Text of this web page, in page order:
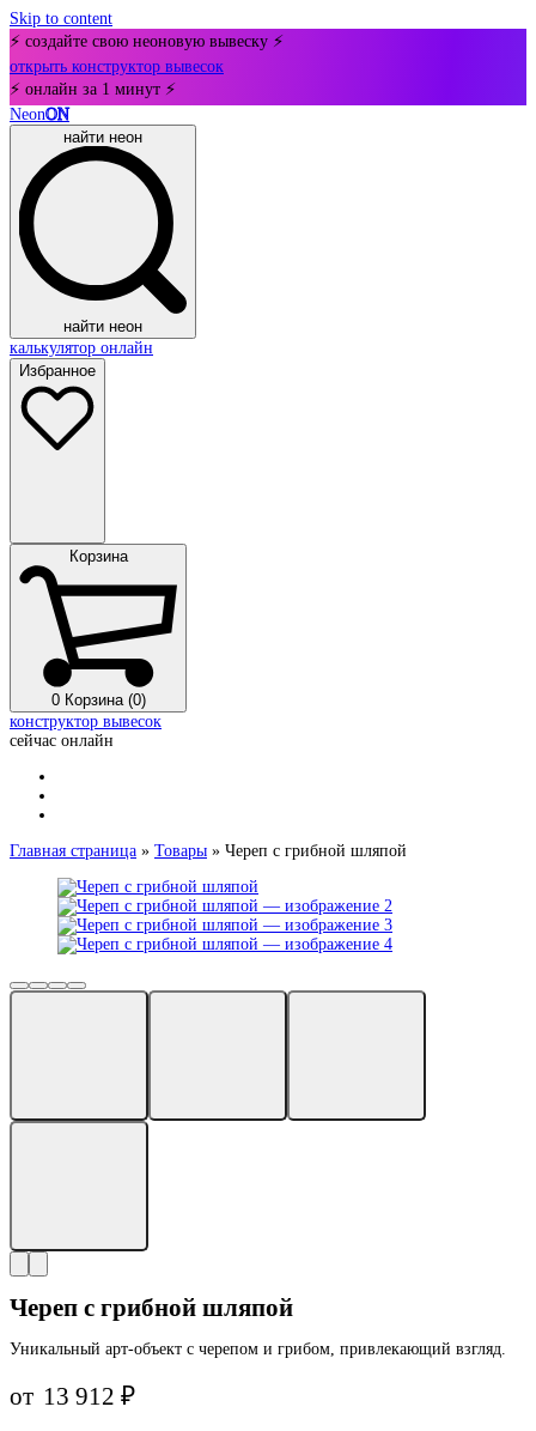
Skip to content
⚡ создайте свою неоновую вывеску ⚡
открыть конструктор вывесок
⚡ онлайн за 1 минут ⚡
NeonON
найти неон
найти неон
калькулятор онлайн
Избранное
Корзина
0 Корзина (0)
конструктор вывесок
сейчас онлайн
Главная страница » Товары » Череп с грибной шляпой
Череп с грибной шляпой
Уникальный арт-объект с черепом и грибом, привлекающий взгляд.
от 13 912₽